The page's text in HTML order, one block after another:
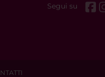
Segui su